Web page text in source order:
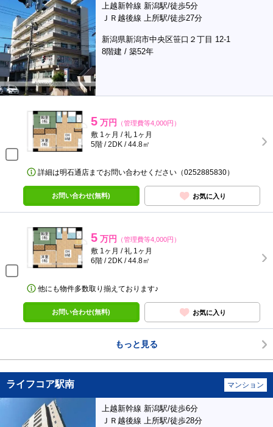
上越新幹線 新潟駅/徒歩5分
ＪＲ越後線 上所駅/徒歩27分
新潟県新潟市中央区笹口２丁目 12-1
8階建 / 築52年
5 万円 （管理費等4,000円）
敷 1ヶ月 / 礼 1ヶ月
5階 / 2DK / 44.8㎡
詳細は明石通店までお問い合わせください（0252885830）
お問い合わせ(無料) お気に入り
5 万円 （管理費等4,000円）
敷 1ヶ月 / 礼 1ヶ月
6階 / 2DK / 44.8㎡
他にも物件多数取り揃えております♪
お問い合わせ(無料) お気に入り
もっと見る
ライフコア駅南 マンション
上越新幹線 新潟駅/徒歩6分
ＪＲ越後線 上所駅/徒歩28分